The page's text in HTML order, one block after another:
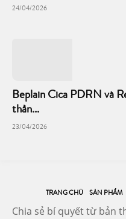
24/04/2026
Beplain Cica PDRN và
thần...
23/04/2026
TRANG CHỦ SẢN PHẨM
Chia sẻ bí quyết từ bản